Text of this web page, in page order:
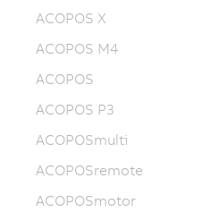
ACOPOS X
ACOPOS M4
ACOPOS
ACOPOS P3
ACOPOSmulti
ACOPOSremote
ACOPOSmotor